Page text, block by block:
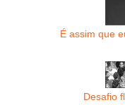
É assim que
Desafio